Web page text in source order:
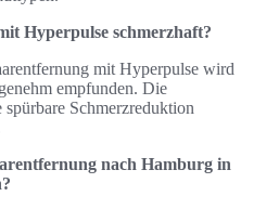
Hyperpulse schmerzhaft?
mit Hyperpulse wird
empfunden. Die
Schmerzreduktion
nach Hamburg in